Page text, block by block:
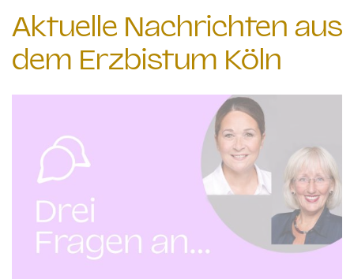
Aktuelle Nachrichten aus
dem Erzbistum Köln